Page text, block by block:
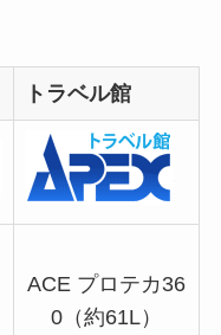
トラベル館
ACE プロテカ36
0（約61L）